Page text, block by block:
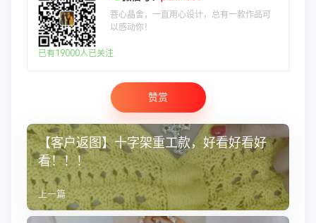
菩心晶舍，一直用心设计，总有一款作品可
以感动你！
已有19000人已关注
赞赏
【客户返图】十字架重工款，好看好看好
看！！！
上一篇